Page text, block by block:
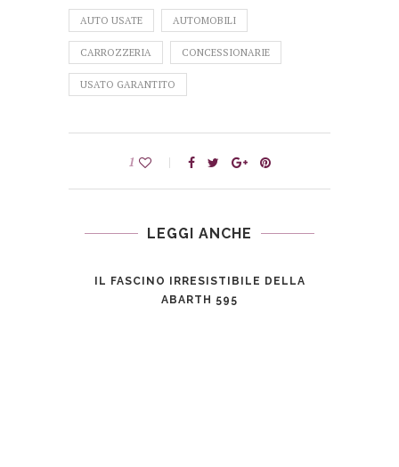
AUTO USATE AUTOMOBILI
CARROZZERIA CONCESSIONARIE
USATO GARANTITO
1
LEGGI ANCHE
IL FASCINO IRRESISTIBILE DELLA
ABARTH 595